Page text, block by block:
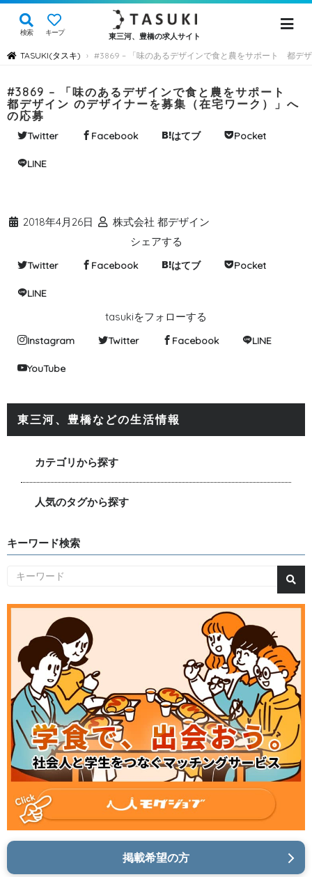
検索 キープ 東三河、豊橋の求人サイト
TASUKI(タスキ) › #3869 – 「味のあるデザインで食と農をサポート 都デ
#3869 – 「味のあるデザインで食と農をサポート
都デザイン のデザイナーを募集（在宅ワーク）」へ
の応募
Twitter Facebook はてブ Pocket
LINE
2018年4月26日
株式会社 都デザイン
シェアする
Twitter Facebook はてブ Pocket
LINE
tasukiをフォローする
Instagram Twitter Facebook LINE
YouTube
東三河、豊橋などの生活情報
カテゴリから探す
人気のタグから探す
キーワード検索
掲載希望の方